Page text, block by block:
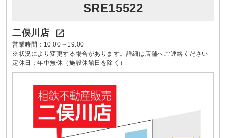
SRE15522
二俣川店 
営業時間：10:00～19:00
※状況により変更する場合があります。詳細は店舗へご連絡ください
定休日：年中無休（施設休館日を除く）